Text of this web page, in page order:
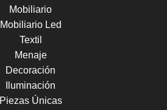
Mobiliario
Mobiliario Led
Textil
Menaje
Decoración
Iluminación
Piezas Únicas